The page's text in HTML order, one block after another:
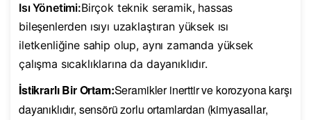
Isı Yönetimi:Birçok teknik seramik, hassas
bileşenlerden ısıyı uzaklaştıran yüksek ısı
iletkenliğine sahip olup, aynı zamanda yüksek
çalışma sıcaklıklarına da dayanıklıdır.
İstikrarlı Bir Ortam:Seramikler inerttir ve korozyona karşı
dayanıklıdır, sensörü zorlu ortamlardan (kimyasallar,